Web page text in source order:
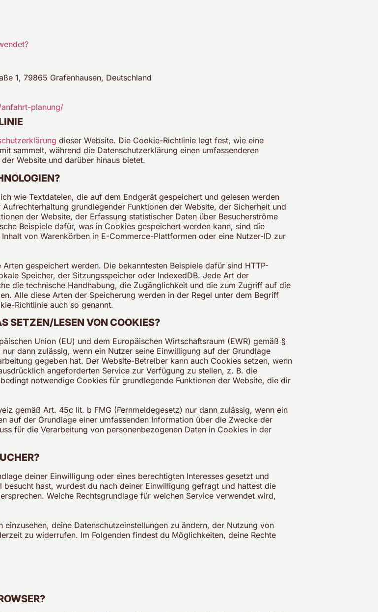
1, 79865 Grafenhausen, Deutschland
planung/
dieser Website. Die Cookie-Richtlinie legt fest, wie eine
sammelt, während die Datenschutzerklärung einen umfassenderen
Website und darüber hinaus bietet.
wie Textdateien, die auf dem Endgerät gespeichert und gelesen werden
grundlegender Funktionen der Website, der Sicherheit und
der Website, der Erfassung statistischer Daten über Besucherströme
Beispiele dafür, was in Cookies gespeichert werden kann, sind die
von Warenkörben in E-Commerce-Plattformen oder eine Nutzer-ID zur
gespeichert werden. Die bekanntesten Beispiele dafür sind HTTP-
Speicher, der Sitzungsspeicher oder IndexedDB. Jede Art der
die technische Handhabung, die Zugänglichkeit und die zum Zugriff auf die
Alle diese Arten der Speicherung werden in der Regel unter dem Begriff
Richtlinie auch so genannt.
SETZEN/LESEN VON COOKIES?
Union (EU) und dem Europäischen Wirtschaftsraum (EWR) gemäß §
dann zulässig, wenn ein Nutzer seine Einwilligung auf der Grundlage
gegeben hat. Der Website-Betreiber kann auch Cookies setzen, wenn
angeforderten Service zur Verfügung zu stellen, z. B. die
notwendige Cookies für grundlegende Funktionen der Website, die dir
gemäß Art. 45c lit. b FMG (Fernmeldegesetz) nur dann zulässig, wenn ein
auf der Grundlage einer umfassenden Information über die Zwecke der
für die Verarbeitung von personenbezogenen Daten in Cookies in der
deiner Einwilligung oder eines berechtigten Interesses gesetzt und
hast, wurdest du nach deiner Einwilligung gefragt und hattest die
Welche Rechtsgrundlage für welchen Service verwendet wird,
deine Datenschutzeinstellungen zu ändern, der Nutzung von
zu widerrufen. Im Folgenden findest du Möglichkeiten, deine Rechte